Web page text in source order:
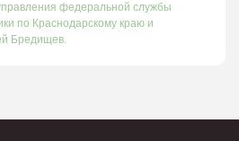
федеральной службы
по Краснодарскому краю и
Бредищев.